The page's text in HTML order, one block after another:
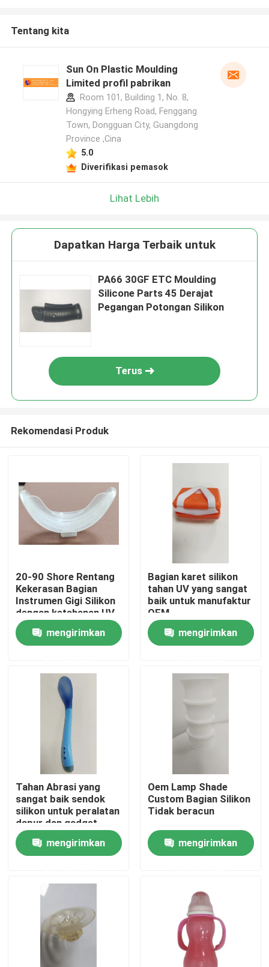
Rumah
Tentang kita
Wisata pabrik
Kontrol kualitas
Quote request suatu
bagian cetakan injeksi
bagian cetakan plastik
Tentang kita
Sun On Plastic Moulding
Limited profil pabrikan
Room 101, Building 1, No. 8,
Hongying Erheng Road, Fenggang
Town, Dongguan City, Guangdong
Province ,Cina
5.0
Diverifikasi pemasok
Lihat Lebih
Dapatkan Harga Terbaik untuk
PA66 30GF ETC Moulding
Silicone Parts 45 Derajat
Pegangan Potongan Silikon
Terus
Rekomendasi Produk
20-90 Shore Rentang
Kekerasan Bagian
Instrumen Gigi Silikon
dengan ketahanan UV
yang sangat baik
mengirimkan
Bagian karet silikon
tahan UV yang sangat
baik untuk manufaktur
OEM
mengirimkan
Tahan Abrasi yang
sangat baik sendok
silikon untuk peralatan
dapur dan gadget
mengirimkan
Oem Lamp Shade
Custom Bagian Silikon
Tidak beracun
mengirimkan